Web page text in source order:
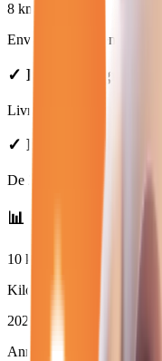
8 km
Environ
en
✓ Livraison gratuite
Livraison gratuite à
✓ Prix Transparents
De €.
📊 Statistiques des
10 km
Kilométrage moyen
2026
Année moyenne